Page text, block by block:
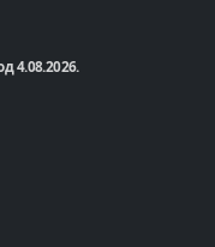
4.08.2026.